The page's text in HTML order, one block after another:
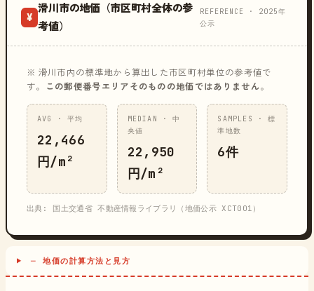
¥
滑川市の地価（市区町村全体の参
考値）
REFERENCE · 2025年
公示
※ 滑川市内の標準地から算出した市区町村単位の参考値で
す。
この郵便番号エリアそのものの地価ではありません。
AVG · 平均
22,466
円/m²
MEDIAN · 中
央値
22,950
円/m²
SAMPLES · 標
準地数
6件
出典: 国土交通省 不動産情報ライブラリ（地価公示 XCT001）
─ 地価の計算方法と見方